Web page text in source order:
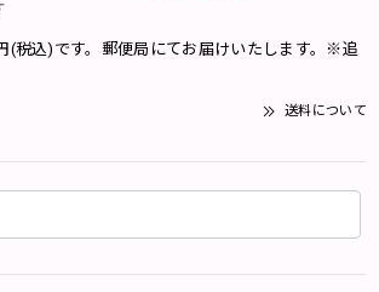
(税込)です。郵便局にてお届けいたします。※追
送料について